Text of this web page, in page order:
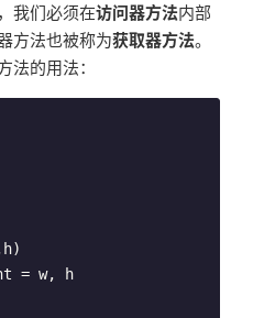
我们必须在访问器方法内部
方法也被称为获取器方法。
法的用法：